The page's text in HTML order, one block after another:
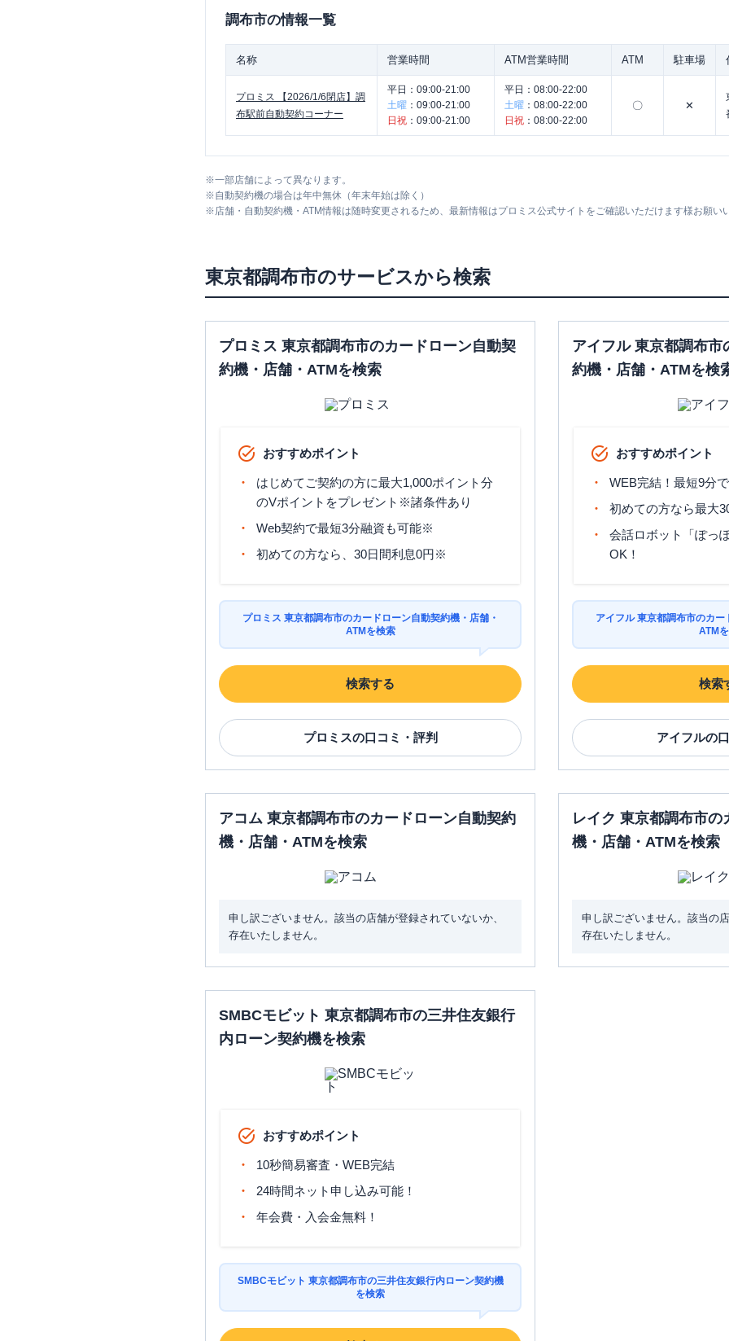
調布市の情報一覧
名称 営業時間 ATM営業時間 ATM 駐車場
プロミス
【2026/1/6閉店】調
布駅前自動契約コーナー
平日： 09:00-21:00
土曜 ： 09:00-21:00
日祝 ： 09:00-21:00
平日： 08:00-22:00
土曜 ： 08:00-22:00
日祝 ： 08:00-22:00
〇 ✕
※一部店舗によって異なります。
※自動契約機の場合は年中無休（年末年始は除く）
※店舗・自動契約機・ATM情報は随時変更されるため、最新情報はプロミス公式サイトをご確認いただけます様お願い
東京都調布市のサービスから検索
プロミス 東京都調布市のカードローン自動契
約機・店舗・ATMを検索
おすすめポイント
はじめてご契約の方に最大1,000ポイント分
のVポイントをプレゼント※諸条件あり
Web契約で最短3分融資も可能※
初めての方なら、30日間利息0円※
プロミス 東京都調布市のカードローン自動契約機・店舗・
ATMを検索
検索する
プロミスの口コミ・評判
アイフル 東京都調布市
約機・店舗・ATMを検
おすすめポイント
WEB完結！最短9分
初めての方なら最大
会話ロボット「ぽっ
OK！
アイフル 東京都調布市のカー
ATM
検索
アイフルの
アコム 東京都調布市のカードローン自動契約
機・店舗・ATMを検索
申し訳ございません。該当の店舗が登録されていないか、
存在いたしません。
レイク 東京都調布市
機・店舗・ATMを検索
申し訳ございません。該当の
存在いたしません。
SMBCモビット 東京都調布市の三井住友銀行
内ローン契約機を検索
おすすめポイント
10秒簡易審査・WEB完結
24時間ネット申し込み可能！
年会費・入会金無料！
SMBCモビット 東京都調布市の三井住友銀行内ローン契約機
を検索